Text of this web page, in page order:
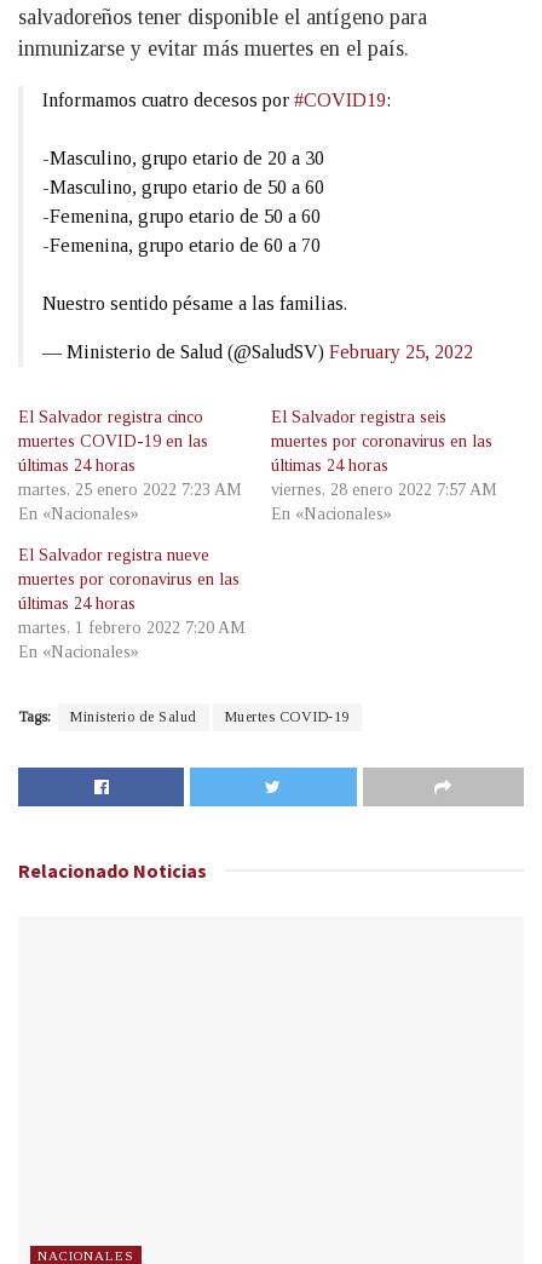
salvadoreños tener disponible el antígeno para
inmunizarse y evitar más muertes en el país.
Informamos cuatro decesos por #COVID19:
-Masculino, grupo etario de 20 a 30
-Masculino, grupo etario de 50 a 60
-Femenina, grupo etario de 50 a 60
-Femenina, grupo etario de 60 a 70
Nuestro sentido pésame a las familias.
— Ministerio de Salud (@SaludSV) February 25, 2022
El Salvador registra cinco
muertes COVID-19 en las
últimas 24 horas
martes, 25 enero 2022 7:23 AM
En «Nacionales»
El Salvador registra seis
muertes por coronavirus en las
últimas 24 horas
viernes, 28 enero 2022 7:57 AM
En «Nacionales»
El Salvador registra nueve
muertes por coronavirus en las
últimas 24 horas
martes, 1 febrero 2022 7:20 AM
En «Nacionales»
Tags: Ministerio de Salud Muertes COVID-19
Relacionado Noticias
NACIONALES